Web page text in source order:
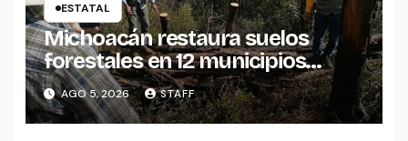
ESTATAL
Michoacán restaura suelos
forestales en 12 municipios
afectados por incendios
AGO 5, 2026 STAFF